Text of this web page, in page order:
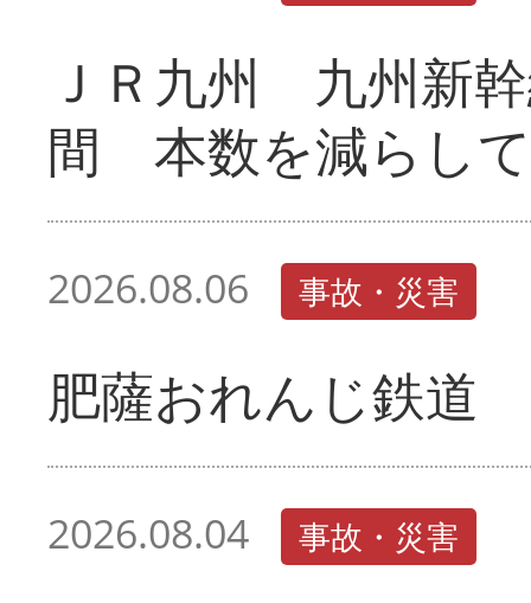
ＪＲ九州 九州新
間 本数を減らし
2026.08.06 事故・災害
肥薩おれんじ鉄
2026.08.04 事故・災害